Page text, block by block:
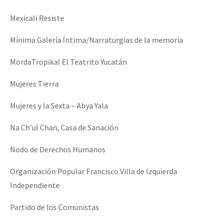
Mexicali Resiste
Mínima Galería Íntima/Narraturgias de la memoria
MordaTropikal El Teatrito Yucatán
Mujeres Tierra
Mujeres y la Sexta – Abya Yala
Na Ch’ul Chan, Casa de Sanación
Nodo de Derechos Humanos
Organización Popular Francisco Villa de Izquierda
Independiente
Partido de los Comunistas